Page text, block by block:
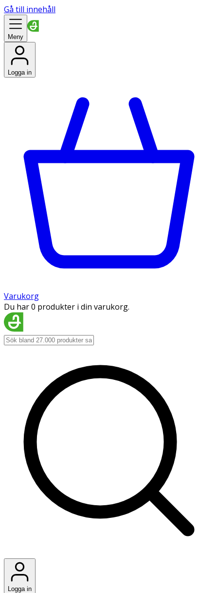
Gå till innehåll
Meny
Logga in
Varukorg
Du har 0 produkter i din varukorg.
Logga in